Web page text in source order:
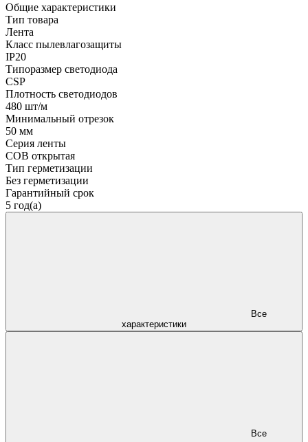
Общие характеристики
Тип товара
Лента
Класс пылевлагозащиты
IP20
Типоразмер светодиода
CSP
Плотность светодиодов
480 шт/м
Минимальный отрезок
50 мм
Серия ленты
COB открытая
Тип герметизации
Без герметизации
Гарантийный срок
5 год(а)
характеристики